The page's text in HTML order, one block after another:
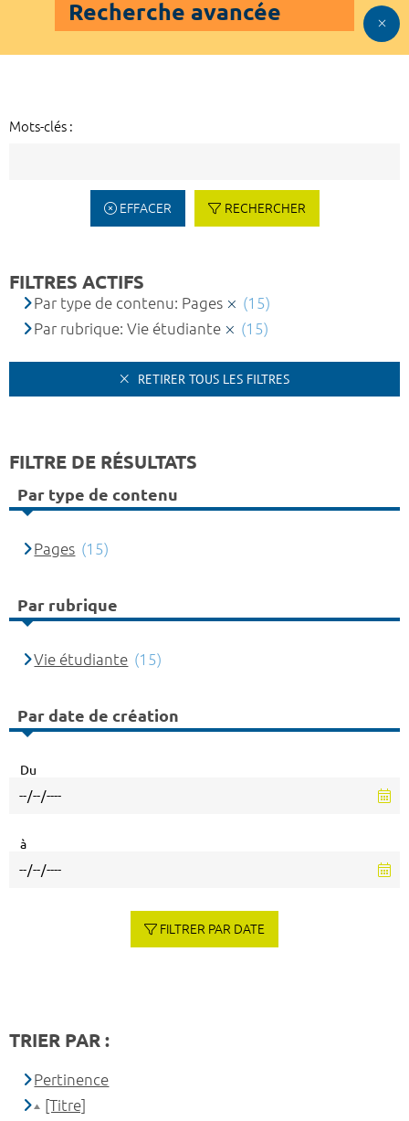
Recherche avancée
Mots-clés :
EFFACER RECHERCHER
FILTRES ACTIFS
Par type de contenu: Pages
(15)
Par rubrique: Vie étudiante
(15)
RETIRER TOUS LES FILTRES
FILTRE DE RÉSULTATS
Par type de contenu
Pages (15)
Par rubrique
Vie étudiante (15)
Par date de création
Du
à
FILTRER PAR DATE
TRIER PAR :
Pertinence
[Titre]